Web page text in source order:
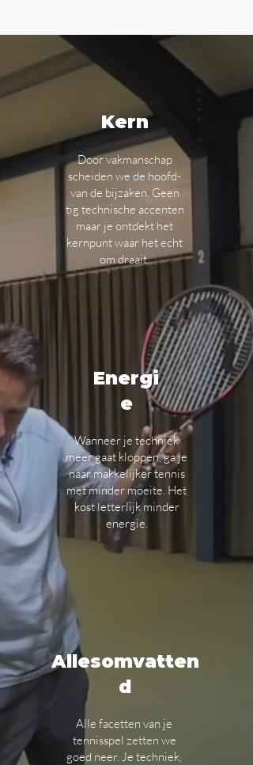
Kern
Door vakmanschap
scheiden we de hoofd-
van de bijzaken. Geen
tig technische accenten
maar je ontdekt het
kernpunt waar het echt
om draait.
Energi
e
Wanneer je techniek
meer gaat kloppen, ga je
naar makkelijker tennis
met minder moeite. Het
kost letterlijk minder
energie.
Allesomvatten
d
Alle facetten van je
tennisspel zetten we
goed neer. Je techniek,